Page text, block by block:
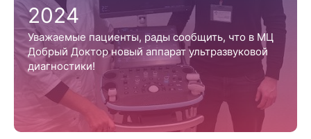
2024
Уважаемые пациенты, рады сообщить, что в МЦ
Добрый Доктор новый аппарат ультразвуковой
диагностики!